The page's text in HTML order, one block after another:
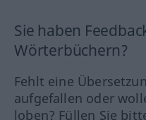
Sie haben
Wörterbüchern?
Fehlt eine
aufgefallen oder
loben? Füllen Sie